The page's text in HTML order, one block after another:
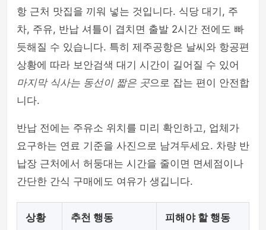
항 근처 맛집을 끼워 넣는 것입니다. 식당 대기, 주
차, 주유, 반납 셔틀이 겹치면 출발 2시간 전에도 빠
듯해질 수 있습니다. 특히 제주공항은 날씨와 항공편
상황에 따라 보안검색 대기 시간이 길어질 수 있어
마지막 식사는 동선이 짧은 곳으로 잡는 편이 안전합
니다.
반납 전에는 주유소 위치를 미리 확인하고, 업체가
요구하는 연료 기준을 사진으로 남겨두세요. 차량 반
납장 근처에서 허둥대는 시간을 줄이면 면세점이나
간단한 간식 구매에도 여유가 생깁니다.
상황 추천 행동 피해야 할 행동